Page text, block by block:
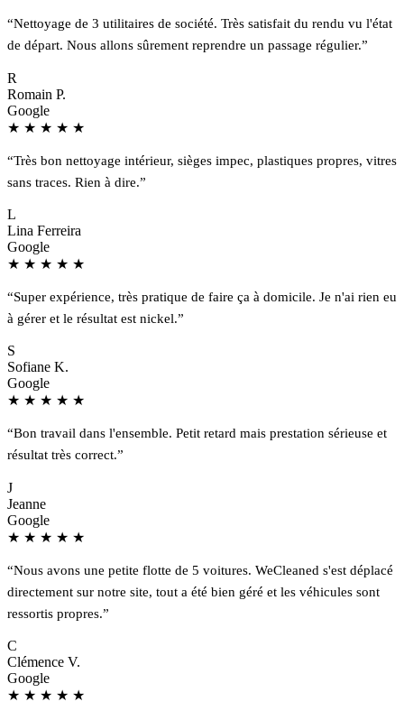
“Nettoyage de 3 utilitaires de société. Très satisfait du rendu vu l'état
de départ. Nous allons sûrement reprendre un passage régulier.”
R
Romain P.
Google
★ ★ ★ ★ ★
“Très bon nettoyage intérieur, sièges impec, plastiques propres, vitres
sans traces. Rien à dire.”
L
Lina Ferreira
Google
★ ★ ★ ★ ★
“Super expérience, très pratique de faire ça à domicile. Je n'ai rien eu
à gérer et le résultat est nickel.”
S
Sofiane K.
Google
★ ★ ★ ★ ★
“Bon travail dans l'ensemble. Petit retard mais prestation sérieuse et
résultat très correct.”
J
Jeanne
Google
★ ★ ★ ★ ★
“Nous avons une petite flotte de 5 voitures. WeCleaned s'est déplacé
directement sur notre site, tout a été bien géré et les véhicules sont
ressortis propres.”
C
Clémence V.
Google
★ ★ ★ ★ ★